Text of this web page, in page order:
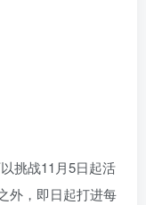
挑战11月5日起活
外，即日起打进每